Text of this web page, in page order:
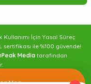
Kullanımı İçin Yasal Süreç
sertifikası ile %100 güvende!
Media tarafından
İletişim